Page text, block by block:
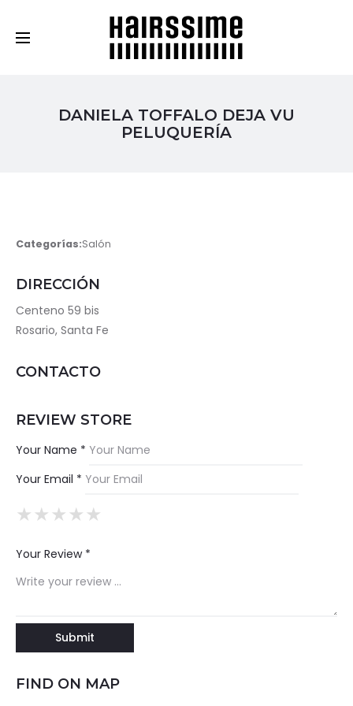
DANIELA TOFFALO DEJA VU
PELUQUERÍA
Categorías:Salón
DIRECCIÓN
Centeno 59 bis
Rosario, Santa Fe
CONTACTO
REVIEW STORE
Your Name *
Your Email *
★
★★
★★★
★★★★
★★★★★
Your Review *
FIND ON MAP